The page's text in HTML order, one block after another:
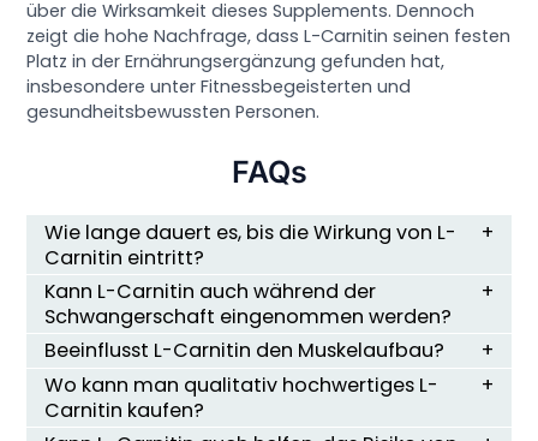
über die Wirksamkeit dieses Supplements. Dennoch
zeigt die hohe Nachfrage, dass L-Carnitin seinen festen
Platz in der Ernährungsergänzung gefunden hat,
insbesondere unter Fitnessbegeisterten und
gesundheitsbewussten Personen.
FAQs
Wie lange dauert es, bis die Wirkung von L-
Carnitin eintritt?
Kann L-Carnitin auch während der
Schwangerschaft eingenommen werden?
Beeinflusst L-Carnitin den Muskelaufbau?
Wo kann man qualitativ hochwertiges L-
Carnitin kaufen?